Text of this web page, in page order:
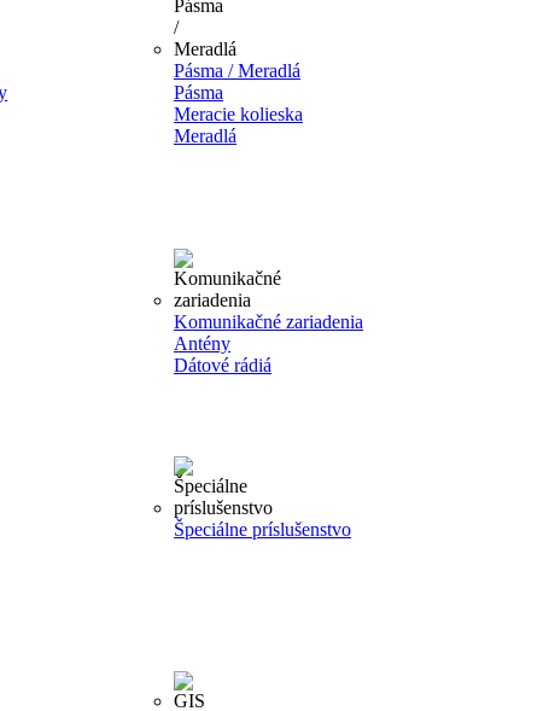
Pásma / Meradlá
Pásma
Meracie kolieska
Meradlá
Komunikačné zariadenia
Antény
Dátové rádiá
Špeciálne príslušenstvo